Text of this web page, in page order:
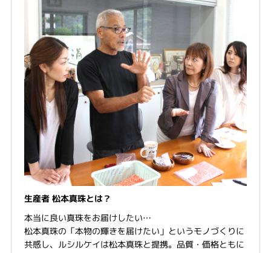
生産者 松本真珠とは？
本当に良い真珠をお届けしたい…
松本真珠の「本物の輝きを届けたい」というモノづくりに
共感し、ルシルケイは松本真珠と提携。品質・価格ともに